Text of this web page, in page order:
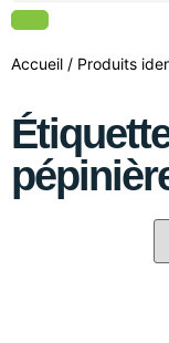
Accueil / Produits